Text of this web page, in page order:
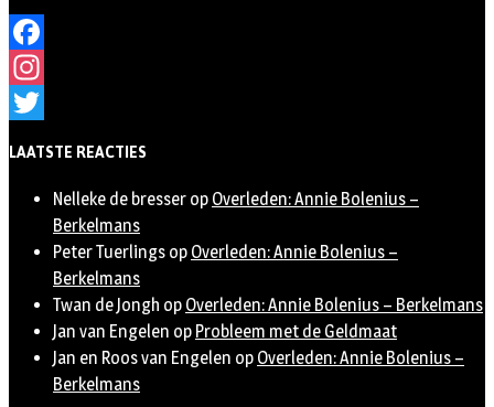
Facebook
Instagram
LAATSTE REACTIES
Nelleke de bresser op Overleden: Annie Bolenius –
Berkelmans
Peter Tuerlings op Overleden: Annie Bolenius –
Berkelmans
Twan de Jongh op Overleden: Annie Bolenius – Berkelmans
Jan van Engelen op Probleem met de Geldmaat
Jan en Roos van Engelen op Overleden: Annie Bolenius –
Berkelmans